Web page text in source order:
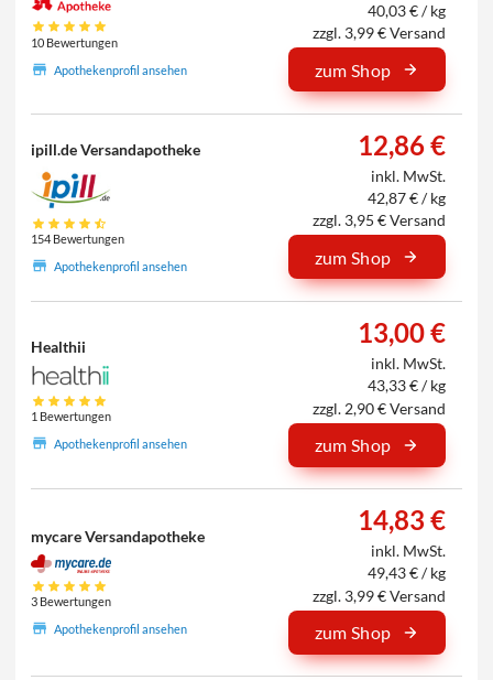
10 Bewertungen
Apothekenprofil ansehen
40,03 € / kg
zzgl. 3,99 € Versand
zum Shop
ipill.de Versandapotheke
154 Bewertungen
Apothekenprofil ansehen
12,86 €
inkl. MwSt.
42,87 € / kg
zzgl. 3,95 € Versand
zum Shop
Healthii
1 Bewertungen
Apothekenprofil ansehen
13,00 €
inkl. MwSt.
43,33 € / kg
zzgl. 2,90 € Versand
zum Shop
mycare Versandapotheke
3 Bewertungen
Apothekenprofil ansehen
14,83 €
inkl. MwSt.
49,43 € / kg
zzgl. 3,99 € Versand
zum Shop